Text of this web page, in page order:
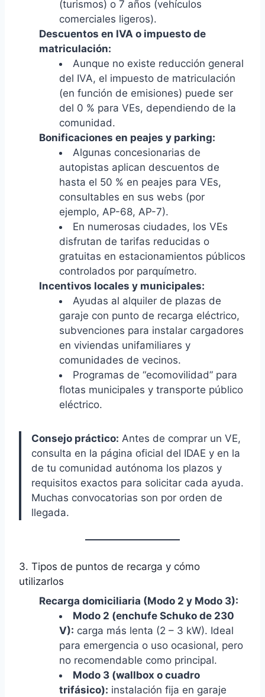
(turismos) o 7 años (vehículos
comerciales ligeros).
Descuentos en IVA o impuesto de
matriculación:
Aunque no existe reducción general
del IVA, el impuesto de matriculación
(en función de emisiones) puede ser
del 0 % para VEs, dependiendo de la
comunidad.
Bonificaciones en peajes y parking:
Algunas concesionarias de
autopistas aplican descuentos de
hasta el 50 % en peajes para VEs,
consultables en sus webs (por
ejemplo, AP-68, AP-7).
En numerosas ciudades, los VEs
disfrutan de tarifas reducidas o
gratuitas en estacionamientos públicos
controlados por parquímetro.
Incentivos locales y municipales:
Ayudas al alquiler de plazas de
garaje con punto de recarga eléctrico,
subvenciones para instalar cargadores
en viviendas unifamiliares y
comunidades de vecinos.
Programas de “ecomovilidad” para
flotas municipales y transporte público
eléctrico.
Consejo práctico: Antes de comprar un VE,
consulta en la página oficial del IDAE y en la
de tu comunidad autónoma los plazos y
requisitos exactos para solicitar cada ayuda.
Muchas convocatorias son por orden de
llegada.
3. Tipos de puntos de recarga y cómo
utilizarlos
Recarga domiciliaria (Modo 2 y Modo 3):
Modo 2 (enchufe Schuko de 230
V): carga más lenta (2 – 3 kW). Ideal
para emergencia o uso ocasional, pero
no recomendable como principal.
Modo 3 (wallbox o cuadro
trifásico): instalación fija en garaje